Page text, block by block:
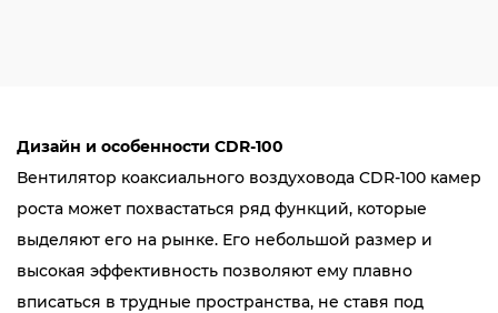
Дизайн и особенности CDR-100
Вентилятор коаксиального воздуховода CDR-100 камер
роста может похвастаться ряд функций, которые
выделяют его на рынке. Его небольшой размер и
высокая эффективность позволяют ему плавно
вписаться в трудные пространства, не ставя под